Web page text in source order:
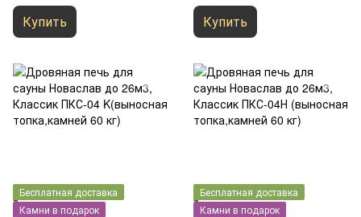
Купить Купить
Бесплатная доставка
Камни в подарок
Бесплатная доставка
Камни в подарок